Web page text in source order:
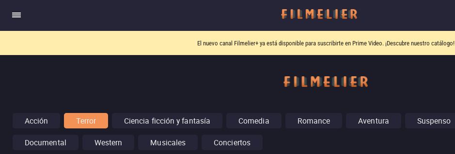
El nuevo canal Filmelier+ya está disponible para suscribirte en Prime Video. ¡Descubre nuestro catálogo!
Acción Terror Ciencia ficción y fantasía Comedia Romance Aventura Suspenso
Documental Western Musicales Conciertos